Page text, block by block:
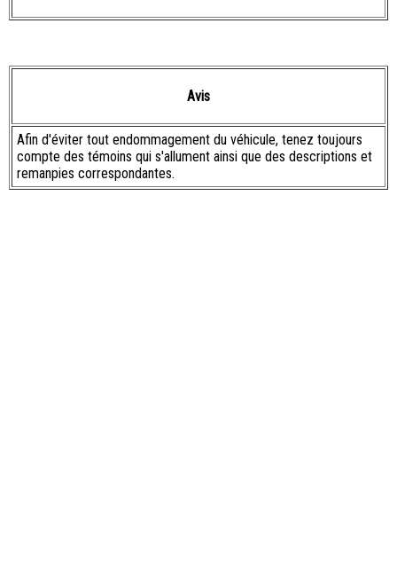
Avis
Afin d'éviter tout endommagement du véhicule, tenez toujours
compte des témoins qui s'allument ainsi que des descriptions et
remanpies correspondantes.